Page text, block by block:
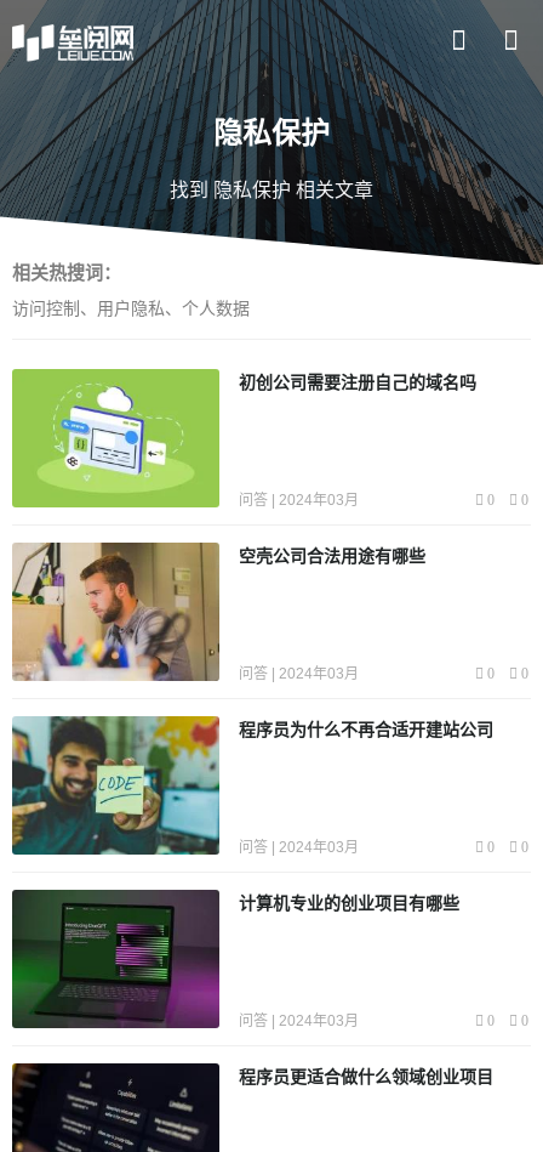
隐私保护
找到 隐私保护 相关文章
相关热搜词：
访问控制 、 用户隐私、 个人数据
初创公司需要注册自己的域名吗
问答 | 2024年03月 0 0
空壳公司合法用途有哪些
问答 | 2024年03月 0 0
程序员为什么不再合适开建站公司
问答 | 2024年03月 0 0
计算机专业的创业项目有哪些
问答 | 2024年03月 0 0
程序员更适合做什么领域创业项目